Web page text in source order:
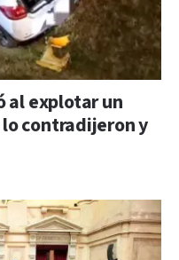
al explotar un
contradijeron y